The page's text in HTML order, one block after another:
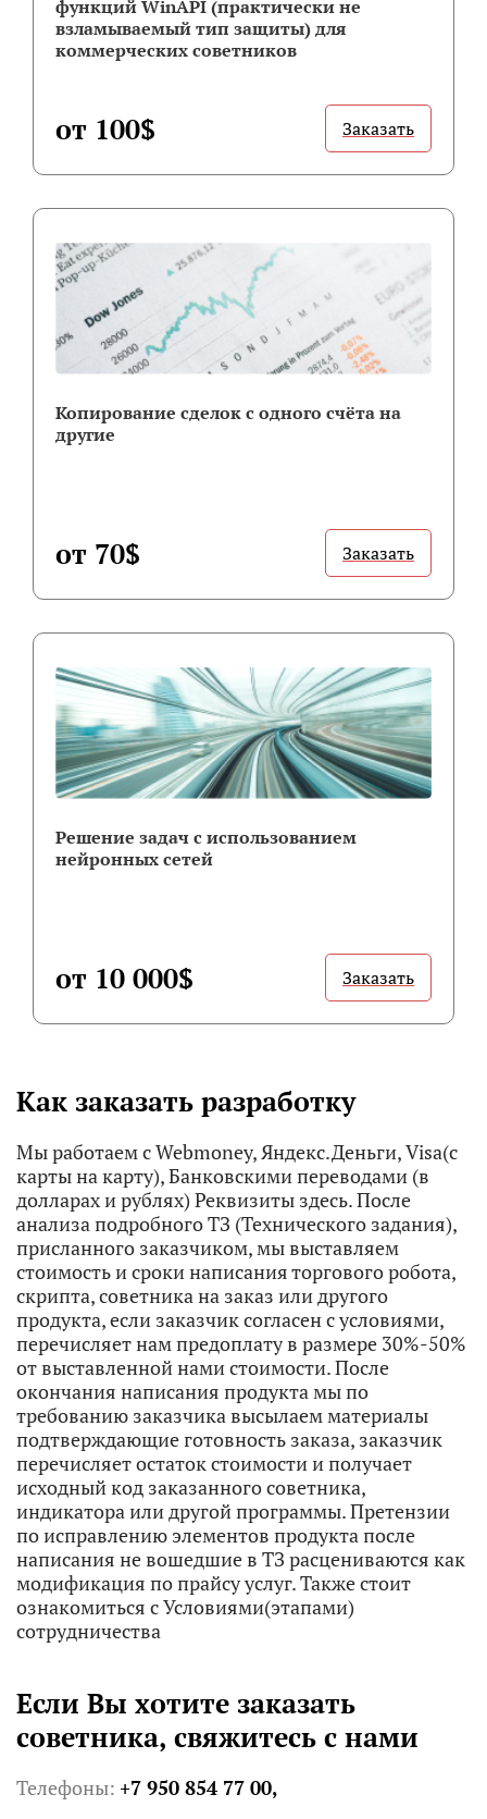
функций WinAPI (практически не
взламываемый тип защиты) для
коммерческих советников
от 100$ Заказать
Копирование сделок с одного счёта на
другие
от 70$ Заказать
Решение задач с использованием
нейронных сетей
от 10 000$ Заказать
Как заказать разработку
Мы работаем с Webmoney, Яндекс.Деньги, Visa(с
карты на карту), Банковскими переводами (в
долларах и рублях) Реквизиты здесь. После
анализа подробного ТЗ (Технического задания),
присланного заказчиком, мы выставляем
стоимость и сроки написания торгового робота,
скрипта, советника на заказ или другого
продукта, если заказчик согласен с условиями,
перечисляет нам предоплату в размере 30%-50%
от выставленной нами стоимости. После
окончания написания продукта мы по
требованию заказчика высылаем материалы
подтверждающие готовность заказа, заказчик
перечисляет остаток стоимости и получает
исходный код заказанного советника,
индикатора или другой программы. Претензии
по исправлению элементов продукта после
написания не вошедшие в ТЗ расцениваются как
модификация по прайсу услуг. Также стоит
ознакомиться с Условиями(этапами)
сотрудничества
Если Вы хотите заказать
советника, свяжитесь с нами
Телефоны: +7 950 854 77 00,